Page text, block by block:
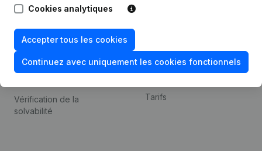
Cookies analytiques
Accepter tous les cookies
Continuez avec uniquement les cookies fonctionnels
de la fraude
Consulter des comptes
annuels
Recherche de numéro de
Vérification de la
solvabilité
Contact
Tarifs